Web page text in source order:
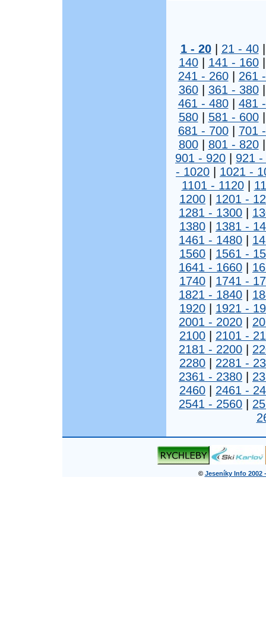
1 - 20| 21 - 40
140| 141 - 160
241 - 260| 261
360| 361 - 380
461 - 480| 481
580| 581 - 600
681 - 700| 701
800| 801 - 820
901 - 920
921 -
- 1020
1021 -
1101 - 1120|
1200
1201 -
1281 - 1300
1380
1381 -
1461 - 1480
1560
1561 -
1641 - 1660
1740
1741 -
1821 - 1840
1920
1921 -
2001 - 2020
2100
2101 -
2181 - 2200
2280
2281 -
2361 - 2380
2460
2461 -
2541 - 2560
© Jeseníky Info 2002